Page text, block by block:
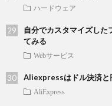
ハードウェア
自分でカスタマイズした
てみる
Webサービス
Aliexpressはドル決済と
AliExpress